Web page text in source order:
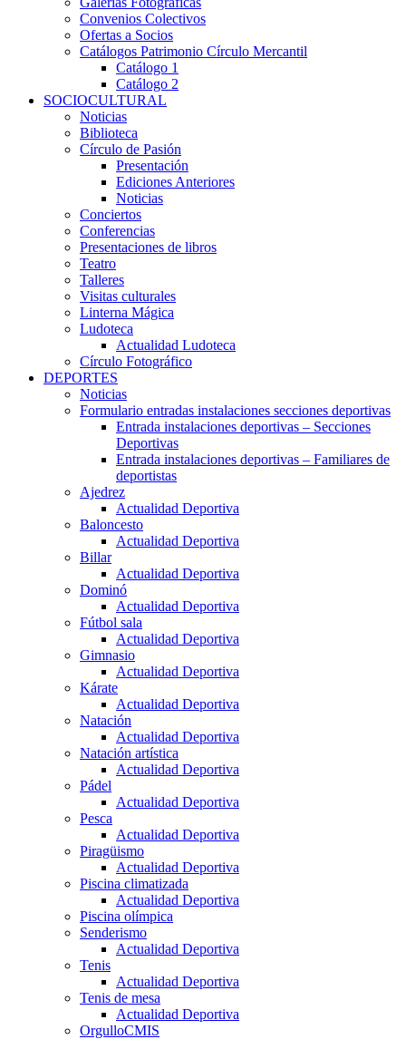
Convenios Colectivos
Ofertas a Socios
Catálogos Patrimonio Círculo Mercantil
Catálogo 1
Catálogo 2
SOCIOCULTURAL
Noticias
Biblioteca
Círculo de Pasión
Presentación
Ediciones Anteriores
Noticias
Conciertos
Conferencias
Presentaciones de libros
Teatro
Talleres
Visitas culturales
Linterna Mágica
Ludoteca
Actualidad Ludoteca
Círculo Fotográfico
DEPORTES
Noticias
Formulario entradas instalaciones secciones deportivas
Entrada instalaciones deportivas – Secciones
Deportivas
Entrada instalaciones deportivas – Familiares de
deportistas
Ajedrez
Actualidad Deportiva
Baloncesto
Actualidad Deportiva
Billar
Actualidad Deportiva
Dominó
Actualidad Deportiva
Fútbol sala
Actualidad Deportiva
Gimnasio
Actualidad Deportiva
Kárate
Actualidad Deportiva
Natación
Actualidad Deportiva
Natación artística
Actualidad Deportiva
Pádel
Actualidad Deportiva
Pesca
Actualidad Deportiva
Piragüismo
Actualidad Deportiva
Piscina climatizada
Actualidad Deportiva
Piscina olímpica
Senderismo
Actualidad Deportiva
Tenis
Actualidad Deportiva
Tenis de mesa
Actualidad Deportiva
OrgulloCMIS